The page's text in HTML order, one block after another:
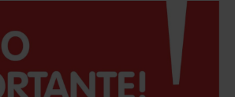
normalización de actividades